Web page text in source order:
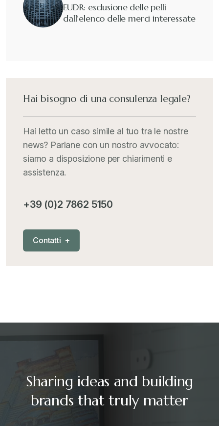
EUDR: esclusione delle pelli
dall’elenco delle merci interessate
Hai bisogno di una consulenza legale?
Hai letto un caso simile al tuo tra le nostre
news? Parlane con un nostro avvocato:
siamo a disposizione per chiarimenti e
assistenza.
+39 (0)2 7862 5150
Contatti +
Sharing ideas and building
brands that truly matter